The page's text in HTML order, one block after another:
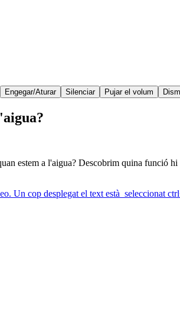
Engegar/Aturar Silenciar Pujar el volum
estem a l'aigua? Descobrim quina funció
Un cop desplegat el text està seleccionat